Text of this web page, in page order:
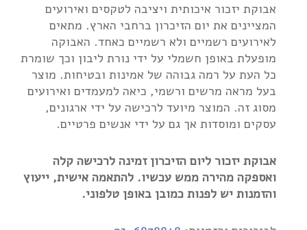
אבוקת יזכור איכותית ויציבה לטקסים ואירועים
המציינים את יום הזיכרון ברחבי הארץ. מתאים
לאירועים רשמיים ולא רשמיים כאחד. האבוקה
מופעלת באופן חשמלי על ידי נורת ליבון וכך שומרת
כל העת על רמה גבוהה של אמינות ובטיחות. מוצר
בעל מראה מרשים ורשמי, כיאה למעמדים ואירועים
מסוג זה. המוצר מיועד לרכישה על ידי ארגונים,
עסקים ומוסדות אך גם על ידי אנשים פרטיים.
אבוקת יזכור ליום הזיכרון זמינה לרכישה קלה
ואספקה מהירה ממש עכשיו. להתאמה אישית, ייעוץ
והזמנות יש לפנות כמובן באופן טלפוני.